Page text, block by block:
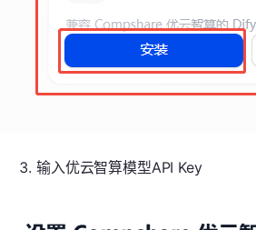
输入优云智算模型API Key